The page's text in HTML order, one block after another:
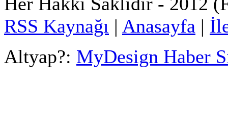
RSS Kaynağı | Anasayfa |
Altyap?: MyDesign Haber